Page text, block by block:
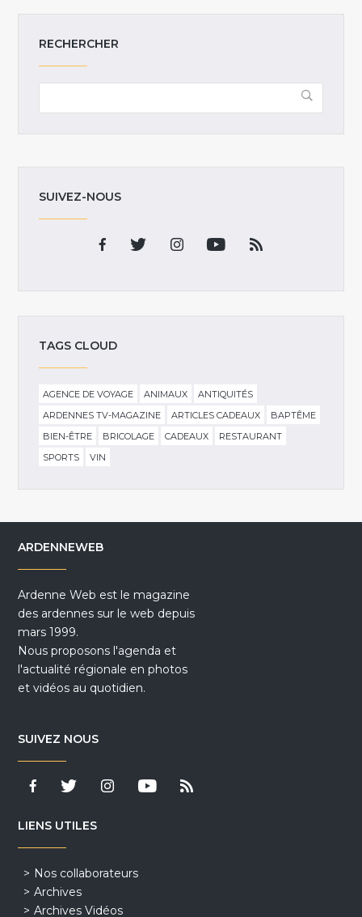
RECHERCHER
SUIVEZ-NOUS
TAGS CLOUD
AGENCE DE VOYAGE ANIMAUX
ANTIQUITÉS
ARDENNES TV-MAGAZINE
ARTICLES CADEAUX
BAPTÊME
BIEN-ÊTRE
BRICOLAGE CADEAUX
RESTAURANT
SPORTS
VIN
ARDENNEWEB
Ardenne Web est le magazine
des ardennes sur le web depuis
mars 1999.
Nous proposons l'agenda et
l'actualité régionale en photos
et vidéos au quotidien.
SUIVEZ NOUS
LIENS UTILES
Nos collaborateurs
Archives
Archives Vidéos